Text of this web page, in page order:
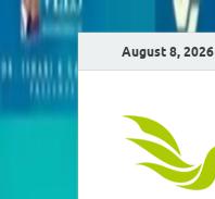
August 8, 2026